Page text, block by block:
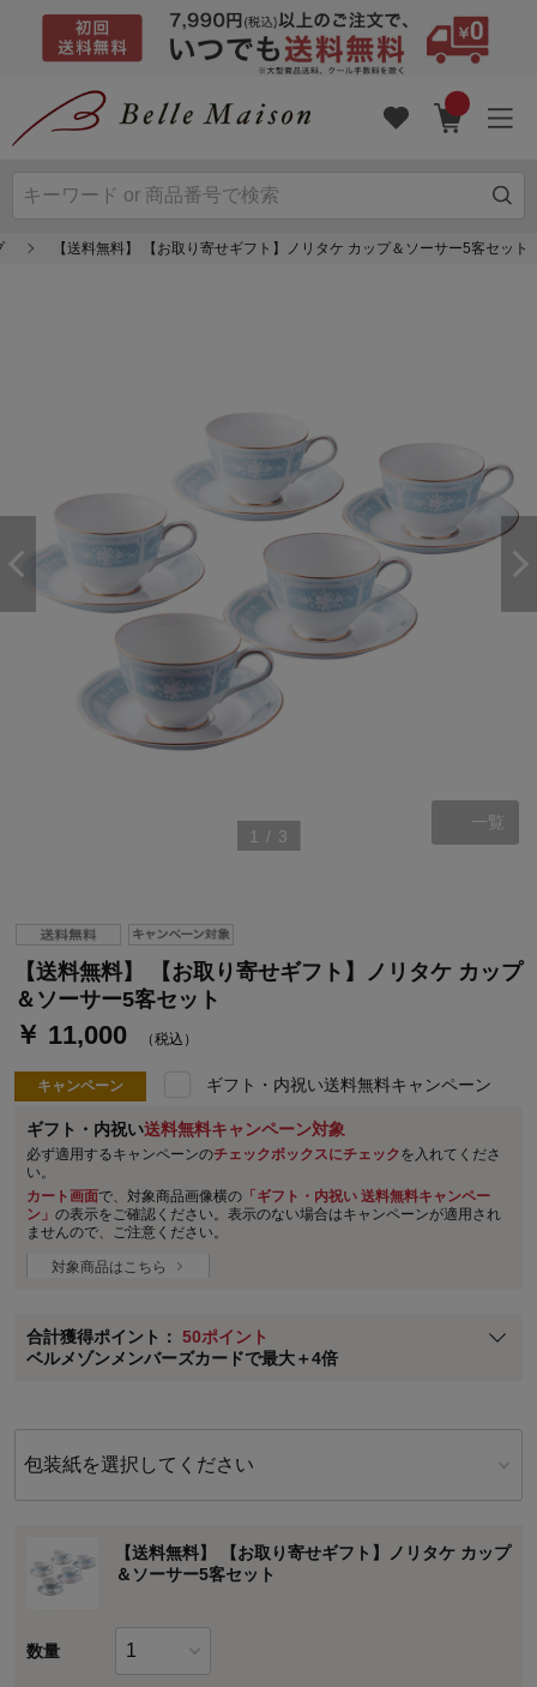
【送料無料】 【お取り寄せギフト】ノリタケ カップ＆ソーサー5客セット
1 / 3
一覧
【送料無料】 【お取り寄せギフト】ノリタケ カップ
＆ソーサー5客セット
￥ 11,000 （税込）
キャンペーン ギフト・内祝い送料無料キャンペーン
ギフト・内祝い送料無料キャンペーン対象
必ず適用するキャンペーンのチェックボックスにチェックを入れてくださ
い。
カート画面で、対象商品画像横の 「ギフト・内祝い 送料無料キャンペー
ン」 の表示をご確認ください。表示のない場合はキャンペーンが適用され
ませんので、ご注意ください。
対象商品はこちら
合計獲得ポイント： 50ポイント
ベルメゾンメンバーズカードで最大＋4倍
ステージが上がれば送料無料・返品引取無料！
さらにポイント還元最大16倍！
ベルメゾンご優待サービスについて
ベルメゾン・ポイントについて
通常商品送料無料 返品引取無料（JCBのみ）
即時入会なら更に500円OFFクーポンプレゼント
※メンバーズカードの加算ポイントはステージ倍率適用前の基本ポイント
に対して適用されます。
包装紙を選択してください
【送料無料】 【お取り寄せギフト】ノリタケ カップ
＆ソーサー5客セット
数量